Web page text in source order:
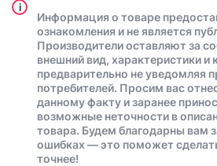
i
Информация о товаре
ознакомления и не является
Производители оставляют за
внешний вид, характеристики
предварительно не уведомляя
потребителей. Просим вас
данному факту и заранее
возможные неточности в
товара. Будем благодарны вам
ошибках — это поможет
точнее!